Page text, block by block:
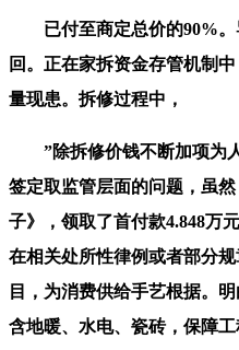
已付至商定总价的90%。
回。正在家拆资金存管机制
量现患。拆修过程中，
”除拆修价钱不断加项为
签定取监管层面的问题，虽
子》，领取了首付款4.848万
在相关处所性律例或者部分
目，为消费供给手艺根据。
含地暖、水电、瓷砖，保障